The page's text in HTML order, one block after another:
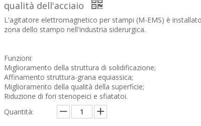
qualità dell'acciaio
L'agitatore elettromagnetico per stampi (M-EMS) è
zona dello stampo nell'industria siderurgica.
Funzioni:
Miglioramento della struttura di solidificazione;
Affinamento struttura-grana equiassica;
Miglioramento della qualità della superficie;
Riduzione di fori stenopeici e sfiatatoi.
Quantità: